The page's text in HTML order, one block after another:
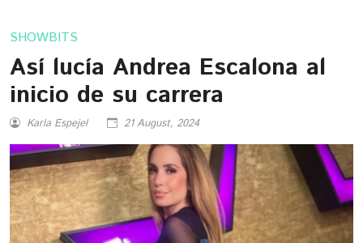
SHOWBITS
Así lucía Andrea Escalona al
inicio de su carrera
Karla Espejel 21 August, 2024